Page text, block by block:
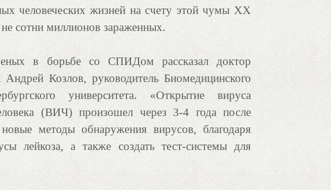
человеческих жизней на счету этой чумы ХХ
не сотни миллионов зараженных.
в борьбе со СПИДом рассказал доктор
Андрей Козлов, руководитель Биомедицинского
университета. «Открытие вируса
(ВИЧ) произошел через 3-4 года после
методы обнаружения вирусов, благодаря
а также создать тест-системы для